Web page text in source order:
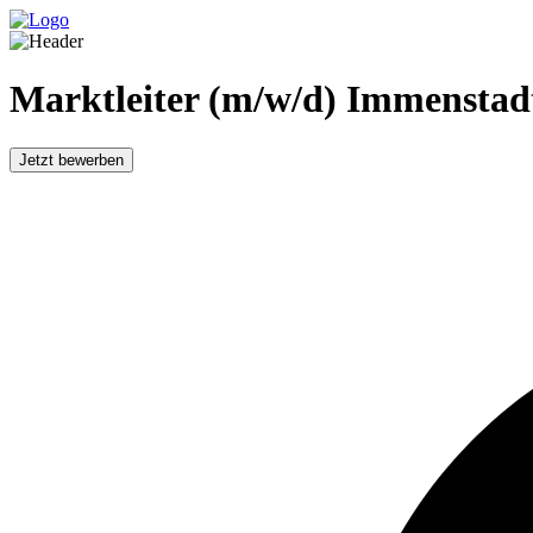
Marktleiter (m/w/d)
Jetzt bewerben